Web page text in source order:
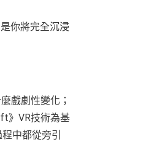
你將完全沉浸
戲劇性變化；
》VR技術為基
中都從旁引